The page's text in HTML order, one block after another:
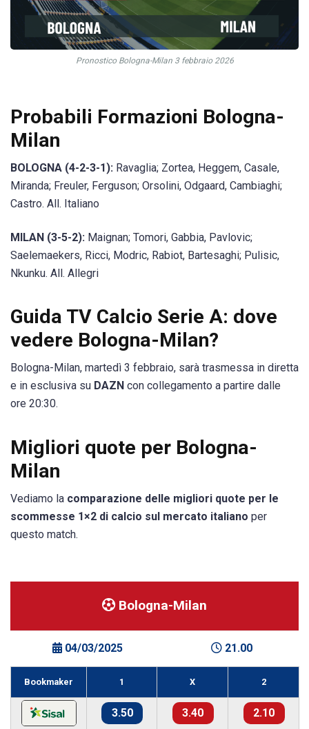
Pronostico Bologna-Milan 3 febbraio 2026
Probabili Formazioni Bologna-
Milan
BOLOGNA (4-2-3-1): Ravaglia; Zortea, Heggem, Casale,
Miranda; Freuler, Ferguson; Orsolini, Odgaard, Cambiaghi;
Castro. All. Italiano
MILAN (3-5-2): Maignan; Tomori, Gabbia, Pavlovic;
Saelemaekers, Ricci, Modric, Rabiot, Bartesaghi; Pulisic,
Nkunku. All. Allegri
Guida TV Calcio Serie A: dove
vedere Bologna-Milan?
Bologna-Milan, martedì 3 febbraio, sarà trasmessa in diretta
e in esclusiva su DAZN con collegamento a partire dalle
ore 20:30.
Migliori quote per Bologna-
Milan
Vediamo la comparazione delle migliori quote per le
scommesse 1×2 di calcio sul mercato italiano per
questo match.
Bologna-Milan
04/03/2025 21.00
Bookmaker 1 X 2
3.50 3.40 2.10